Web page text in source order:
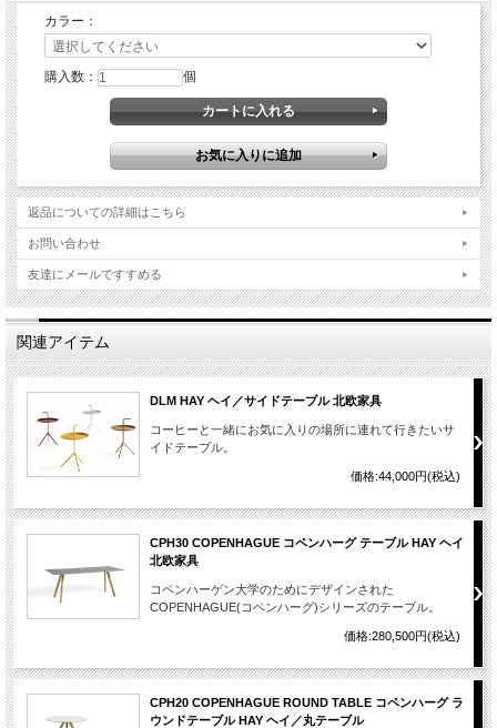
カラー：
購入数： 個
返品についての詳細はこちら
お問い合わせ
友達にメールですすめる
関連アイテム
DLM HAY ヘイ／サイドテーブル 北欧家具
コーヒーと一緒にお気に入りの場所に連れて行きたいサ
イドテーブル。
価格:44,000円(税込)
CPH30 COPENHAGUE コペンハーグ テーブル HAY ヘイ
北欧家具
コペンハーゲン大学のためにデザインされた
COPENHAGUE(コペンハーグ)シリーズのテーブル。
価格:280,500円(税込)
CPH20 COPENHAGUE ROUND TABLE コペンハーグ ラ
ウンドテーブル HAY ヘイ／丸テーブル